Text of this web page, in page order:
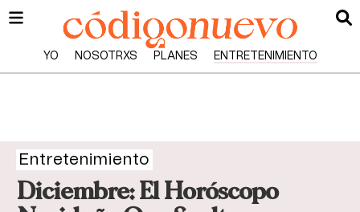
YO NOSOTRXS PLANES ENTRETENIMIENTO
Entretenimiento
Diciembre: El Horóscopo